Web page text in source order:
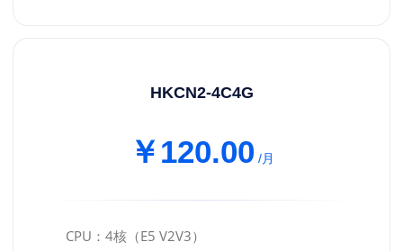
HKCN2-4C4G
￥120.00 /月
CPU：4核（E5 V2V3）